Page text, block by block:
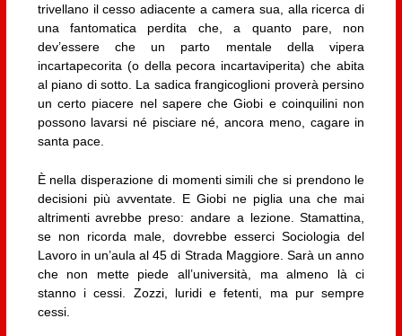
trivellano il cesso adiacente a camera sua, alla ricerca di
una fantomatica perdita che, a quanto pare, non
dev’essere che un parto mentale della vipera
incartapecorita (o della pecora incartaviperita) che abita
al piano di sotto. La sadica frangicoglioni proverà persino
un certo piacere nel sapere che Giobi e coinquilini non
possono lavarsi né pisciare né, ancora meno, cagare in
santa pace.
È nella disperazione di momenti simili che si prendono le
decisioni più avventate. E Giobi ne piglia una che mai
altrimenti avrebbe preso: andare a lezione. Stamattina,
se non ricorda male, dovrebbe esserci Sociologia del
Lavoro in un’aula al 45 di Strada Maggiore. Sarà un anno
che non mette piede all’università, ma almeno là ci
stanno i cessi. Zozzi, luridi e fetenti, ma pur sempre
cessi.